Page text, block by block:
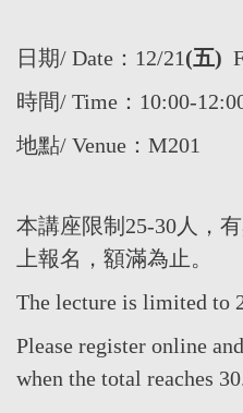
日期/ Date：12/21 (五)
時間/ Time：10:00-
地點/ Venue：M201
本講座限制25-30人，
上報名，額滿為止。
The lecture is limited to
Please register online
when the total reaches